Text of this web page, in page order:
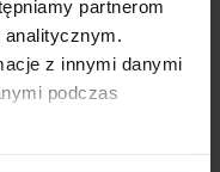
partnerom
z innymi danymi
podczas
niebieski
ciepły, niebieski)